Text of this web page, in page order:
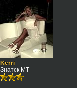
Kerri
Знаток МТ